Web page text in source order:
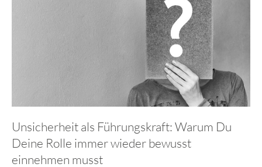
Unsicherheit als Führungskraft: Warum Du
Deine Rolle immer wieder bewusst
einnehmen musst